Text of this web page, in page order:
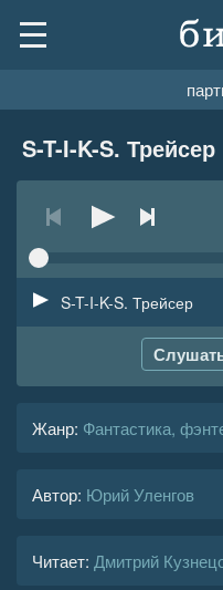
S-T-I-K-S. Трейсер
S-T-I-K-S. Трейсер
Жанр: Фантастика,
Автор: Юрий Уленгов
Читает: Дмитрий